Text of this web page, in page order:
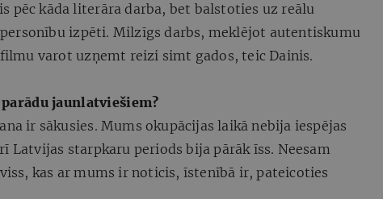
pēc kāda literāra darba, bet balstoties uz reālu
izpēti. Milzīgs darbs, meklējot autentiskumu
varot uzņemt reizi simt gados, teic Dainis.
jaunlatviešiem?
ir sākusies. Mums okupācijas laikā nebija iespējas
Latvijas starpkaru periods bija pārāk īss. Neesam
kas ar mums ir noticis, īstenībā ir, pateicoties